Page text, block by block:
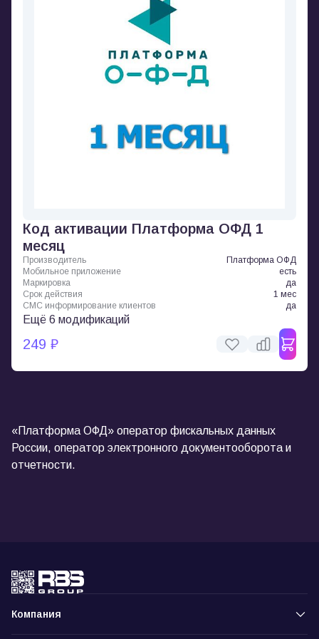
Код активации Платформа ОФД 1
месяц
Производитель
Платформа ОФД
Мобильное приложение
есть
Маркировка
да
Срок действия
1 мес
СМС информирование клиентов
да
Ещё 6 модификаций
249 ₽
«Платформа ОФД» оператор фискальных данных
России, оператор электронного документооборота и
отчетности.
Компания